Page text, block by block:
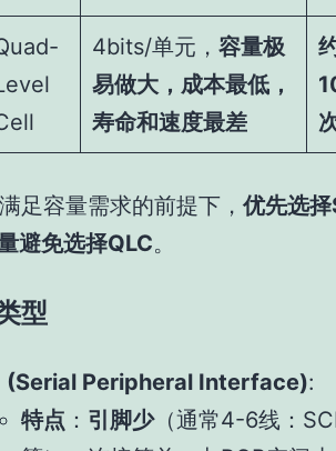
4bits/单元， 容量极
易做大，成本最低，
寿命和速度最差
足容量需求的前提下， 优先选
避免选择QLC。
型
(Serial Peripheral Interface):
特点 ： 引脚少（通常4-6线：